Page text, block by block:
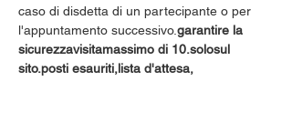
caso di disdetta di un partecipante o per
l'appuntamento successivo.garantire la
sicurezzavisitamassimo di 10.solosul
sito.posti esauriti,lista d'attesa,